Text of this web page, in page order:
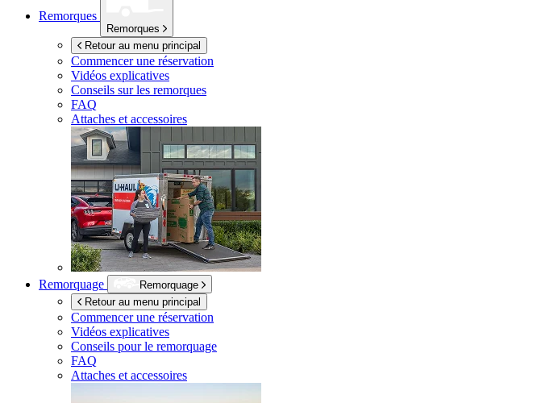
Remorques
Remorques
Retour au menu principal
Commencer une réservation
Vidéos explicatives
Conseils sur les remorques
FAQ
Attaches et accessoires
Remorquage
Remorquage
Retour au menu principal
Commencer une réservation
Vidéos explicatives
Conseils pour le remorquage
FAQ
Attaches et accessoires